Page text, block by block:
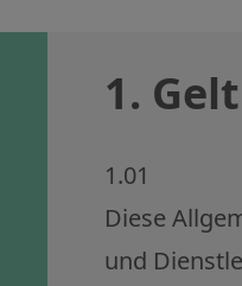
1.
1.01
Diese
und